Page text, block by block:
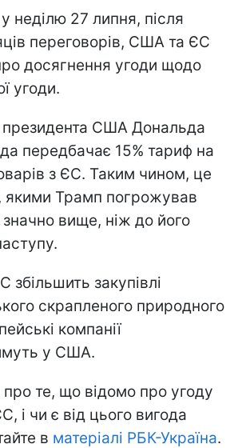
неділю 27 липня, після
переговорів, США та ЄС
досягнення угоди щодо
угоди.
США Дональда
передбачає 15% тариф на
з ЄС. Таким чином, це
Трамп погрожував
вище, ніж до його
збільшить закупівлі
скрапленого природного
компанії
у США.
те, що відомо про угоду
і чи є від цього вигода
в матеріалі РБК-Україна.